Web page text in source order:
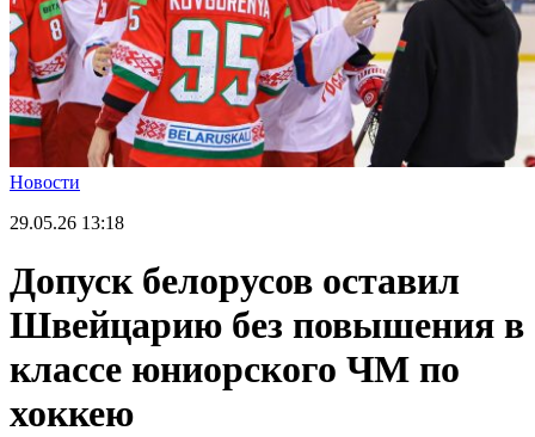
Новости
29.05.26 13:18
Допуск белорусов оставил
Швейцарию без повышения в
классе юниорского ЧМ по
хоккею